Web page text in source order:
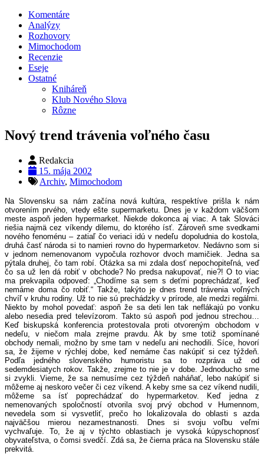
Komentáre
Analýzy
Rozhovory
Mimochodom
Recenzie
Eseje
Ostatné
Kniháreň
Klub Nového Slova
Rôzne
Nový trend trávenia voľného času
Redakcia
15. mája 2002
Archiv, Mimochodom
Na Slovensku sa nám začína nová kultúra, respektíve prišla k nám
otvorením prvého, vtedy ešte supermarketu. Dnes je v každom väčšom
meste aspoň jeden hypermarket. Niekde dokonca aj viac. A tak Slováci
riešia najmä cez víkendy dilemu, do ktorého ísť. Zároveň sme svedkami
nového fenoménu – zatiaľ čo veriaci idú v nedeľu dopoludnia do kostola,
druhá časť národa si to namieri rovno do hypermarketov. Nedávno som si
v jednom nemenovanom vypočula rozhovor dvoch mamičiek. Jedna sa
pýtala druhej, čo tam robí. Otázka sa mi zdala dosť nepochopiteľná, veď
čo sa už len dá robiť v obchode? No predsa nakupovať, nie?! O to viac
ma prekvapila odpoveď: „Chodíme sa sem s deťmi poprechádzať, keď
nemáme doma čo robiť.“ Takže, takýto je dnes trend trávenia voľných
chvíľ v kruhu rodiny. Už to nie sú prechádzky v prírode, ale medzi regálmi.
Niekto by mohol povedať: aspoň že sa deti len tak neflákajú po vonku
alebo nesedia pred televízorom. Takto sú aspoň pod jednou strechou…
Keď biskupská konferencia protestovala proti otvoreným obchodom v
nedeľu, v niečom mala zrejme pravdu. Ak by sme totiž spomínané
obchody nemali, možno by sme tam v nedeľu ani nechodili. Síce, hovorí
sa, že žijeme v rýchlej dobe, keď nemáme čas nakúpiť si cez týždeň.
Podľa jedného slovenského humoristu sa to rozpráva už od
sedemdesiatych rokov. Takže, zrejme to nie je v dobe. Jednoducho sme
si zvykli. Vieme, že sa nemusíme cez týždeň naháňať, lebo nakúpiť si
môžeme aj neskoro večer či cez víkend. A keby sme sa cez víkend nudili,
môžeme sa ísť poprechádzať do hypermarketov. Keď jedna z
nemenovaných spoločností otvorila svoj prvý obchod v Humennom,
nevedela som si vysvetliť, prečo ho lokalizovala do oblasti s azda
najväčšou mierou nezamestnanosti. Dnes si svoju voľbu veľmi
vychvaľuje. To, že aj v týchto oblastiach je vysoká kúpyschopnosť
obyvateľstva, o čomsi svedčí. Zdá sa, že čierna práca na Slovensku stále
prekvitá.